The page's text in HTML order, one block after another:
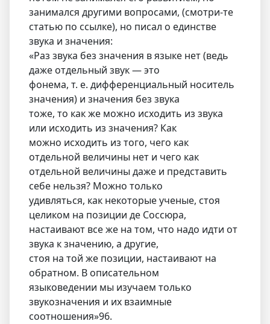
занимался другими вопросами, (смотри-те
статью по ссылке), но писал о единстве
звука и значения:
«Раз звука без значения в языке нет (ведь
даже отдельный звук — это
фонема, т. е. дифференциальный носитель
зна­чения) и значения без звука
тоже, то как же можно исходить из звука
или исходить из значения? Как
можно исходить из того, чего как
отдельной величины нет и чего как
отдельной величины даже и представить
себе нельзя? Можно только
удивляться, как не­которые ученые, стоя
целиком на позиции де Соссюра,
настаивают все же на том, что надо идти от
звука к значению, а другие,
стоя на той же позиции, настаивают на
обратном. В описательном
языковедении мы изучаем только
звукозначения и их взаимные
соотношения»96.